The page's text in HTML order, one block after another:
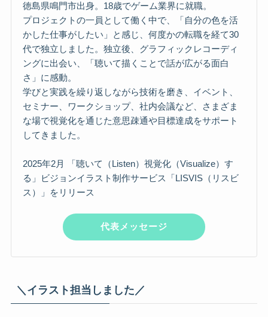
徳島県鳴門市出身。18歳でゲーム業界に就職。
プロジェクトの一員として働く中で、「自分の色を活
かした仕事がしたい」と感じ、何度かの転職を経て30
代で独立しました。独立後、グラフィックレコーディ
ングに出会い、「聴いて描くことで話が広がる面白
さ」に感動。
学びと実践を繰り返しながら技術を磨き、イベント、
セミナー、ワークショップ、社内会議など、さまざま
な場で視覚化を通じた意思疎通や目標達成をサポート
してきました。
2025年2月 「聴いて（Listen）視覚化（Visualize）す
る」ビジョンイラスト制作サービス「LISVIS（リスビ
ス）」をリリース
代表メッセージ
＼イラスト担当しました／